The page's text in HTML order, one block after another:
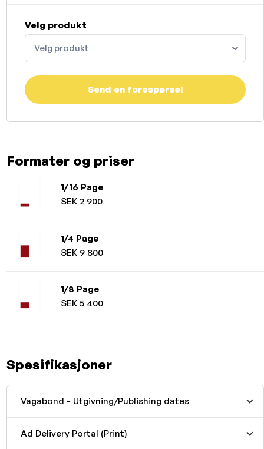
Formater og priser
1/16 Page
SEK 2 900
1/4 Page
SEK 9 800
1/8 Page
SEK 5 400
Spesifikasjoner
Vagabond - Utgivning/Publishing dates
Ad Delivery Portal (Print)
Velg produkt
Velg produkt
Send en forespørsel